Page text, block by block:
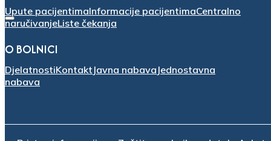
Upute pacijentimaInformacije pacijentimaCentralno
naručivanjeListe čekanja
O BOLNICI
DjelatnostiKontakt Javna nabava Jednostavna
nabava